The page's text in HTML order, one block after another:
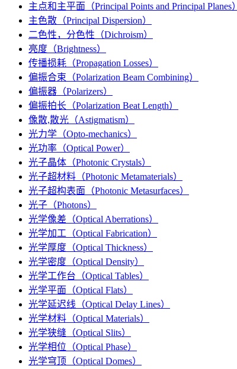
主点和主平面（Principal Points and Principal Planes）
主色散（Principal Dispersion）
二色性，分色性（Dichroism）
亮度（Brightness）
传播损耗（Propagation Losses）
偏振合束（Polarization Beam Combining）
偏振器（Polarizers）
偏振拍长（Polarization Beat Length）
像散,散光（Astigmatism）
光力学（Opto-mechanics）
光功率（Optical Power）
光子晶体（Photonic Crystals）
光子超材料（Photonic Metamaterials）
光子超构表面（Photonic Metasurfaces）
光子（Photons）
光学像差（Optical Aberrations）
光学加工（Optical Fabrication）
光学厚度（Optical Thickness）
光学密度（Optical Density）
光学工作台（Optical Tables）
光学平面（Optical Flats）
光学延迟线（Optical Delay Lines）
光学材料（Optical Materials）
光学狭缝（Optical Slits）
光学相位（Optical Phase）
光学穹顶（Optical Domes）